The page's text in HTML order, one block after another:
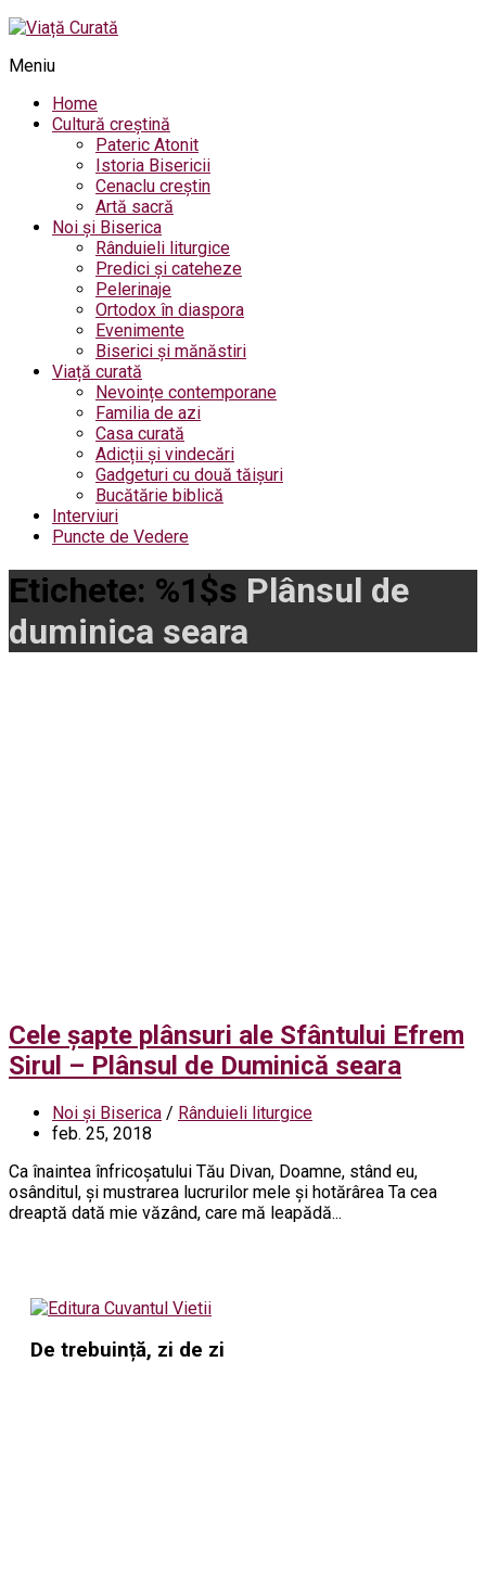
Meniu
Home
Cultură creștină
Pateric Atonit
Istoria Bisericii
Cenaclu creștin
Artă sacră
Noi și Biserica
Rânduieli liturgice
Predici și cateheze
Pelerinaje
Ortodox în diaspora
Evenimente
Biserici și mănăstiri
Viață curată
Nevoințe contemporane
Familia de azi
Casa curată
Adicții și vindecări
Gadgeturi cu două tăișuri
Bucătărie biblică
Interviuri
Puncte de Vedere
Etichete: %1$s Plânsul de
duminica seara
Cele șapte plânsuri ale Sfântului Efrem
Sirul – Plânsul de Duminică seara
Noi și Biserica / Rânduieli liturgice
feb. 25, 2018
Ca înaintea înfricoșatului Tău Divan, Doamne, stând eu,
osânditul, și mustrarea lucrurilor mele și hotărârea Ta cea
dreaptă dată mie văzând, care mă leapădă...
De trebuință, zi de zi